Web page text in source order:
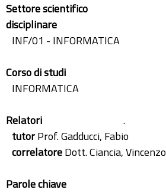
Settore scientifico
disciplinare
INF/01 - INFORMATICA
Corso di studi
INFORMATICA
Relatori
.
tutorProf. Gadducci, Fabio
correlatoreDott. Ciancia, Vincenzo
Parole chiave